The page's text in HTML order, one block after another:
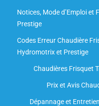
Notices, Mode d’Emploi et
Prestige
Codes Erreur Chaudière
Hydromotrix et Prestige
Chaudières Frisquet
Prix et Avis
Dépannage et